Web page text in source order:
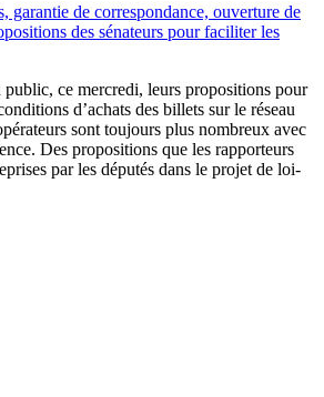
garantie de correspondance, ouverture de
des sénateurs pour faciliter les
public, ce mercredi, leurs propositions pour
d’achats des billets sur le réseau
sont toujours plus nombreux avec
Des propositions que les rapporteurs
par les députés dans le projet de loi-